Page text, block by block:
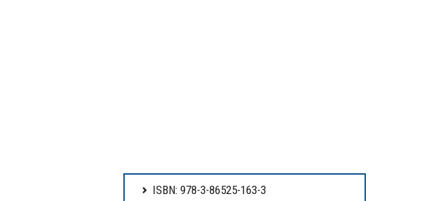
ISBN: 978-3-86525-163-3